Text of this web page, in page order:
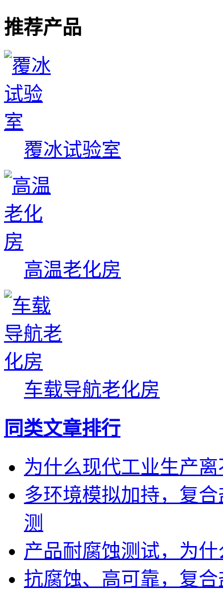
推荐产品
覆冰试验室
高温老化房
车载导航老化房
同类文章排行
为什么现代工业生产
多环境模拟加持，复
测
产品耐腐蚀测试，为
抗腐蚀、高可靠，复